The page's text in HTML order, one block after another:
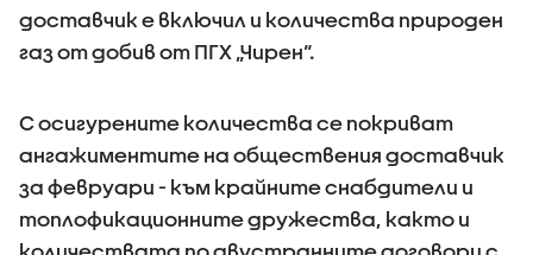
доставчик е включил и количества природен
газ от добив от ПГХ „Чирен“.
С осигурените количества се покриват
ангажиментите на обществения доставчик
за февруари - към крайните снабдители и
топлофикационните дружества, както и